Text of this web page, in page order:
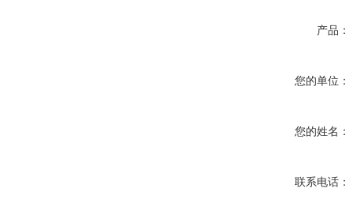
产品：
您的单位：
您的姓名：
联系电话：